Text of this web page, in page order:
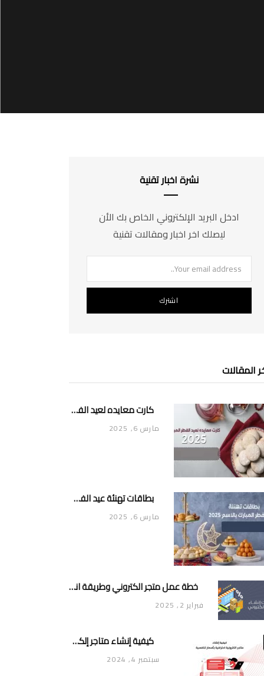
نشرة اخبار تقنية
ادخل البريد الإلكتروني الخاص بك الأن
ليصلك اخر اخبار ومقالات تقنية
المقالات
كارت معايده لعيد الفطر المبارك 2025
مارس 6, 2025
بطاقات تهنئة عيد الفطر المبارك بالاسم 2025
مارس 6, 2025
خطة عمل متجر الكتروني وطريقة انشاء متجر خاص ناجح ومميز
فبراير 2, 2025
كيفية إنشاء متاجر إلكترونية احترافية بأسعار تنافسية
سبتمبر 4, 2024